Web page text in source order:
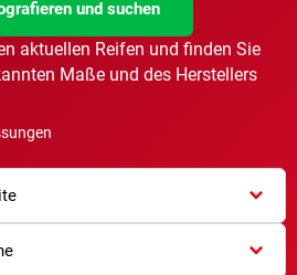
und suchen
aktuellen Reifen und finden Sie
Maße und des Herstellers